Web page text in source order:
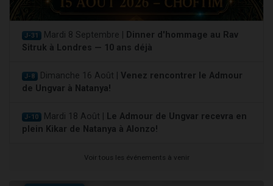
J-31 Mardi 8 Septembre |
Dinner d'hommage au Rav
Sitruk à Londres — 10 ans déjà
J-8 Dimanche 16 Août | Venez rencontrer le Admour
de Ungvar à Natanya!
J-10 Mardi 18 Août |
Le Admour de Ungvar recevra en
plein Kikar de Natanya à Alonzo!
Voir tous les événements à venir